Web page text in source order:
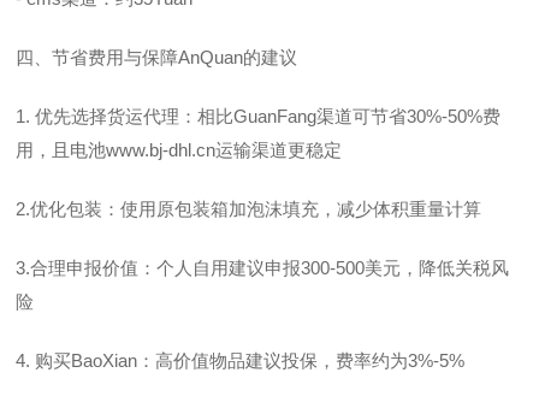
四、节省费用与保障AnQuan的建议
1. 优先选择货运代理：相比GuanFang渠道可节省30%-50%费
用，且电池www.bj-dhl.cn运输渠道更稳定
2.优化包装：使用原包装箱加泡沫填充，减少体积重量计算
3.合理申报价值：个人自用建议申报300-500美元，降低关税风
险
4. 购买BaoXian：高价值物品建议投保，费率约为3%-5%